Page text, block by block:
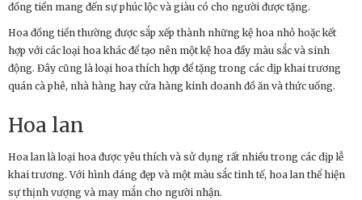
đồng tiền mang đến sự phúc lộc và giàu có cho người được tặng.
Hoa đồng tiền thường được sắp xếp thành những kệ hoa nhỏ hoặc kết
hợp với các loại hoa khác để tạo nên một kệ hoa đầy màu sắc và sinh
động. Đây cũng là loại hoa thích hợp để tặng trong các dịp khai trương
quán cà phê, nhà hàng hay cửa hàng kinh doanh đồ ăn và thức uống.
Hoa lan
Hoa lan là loại hoa được yêu thích và sử dụng rất nhiều trong các dịp lễ
khai trương. Với hình dáng đẹp và một màu sắc tinh tế, hoa lan thể hiện
sự thịnh vượng và may mắn cho người nhận.